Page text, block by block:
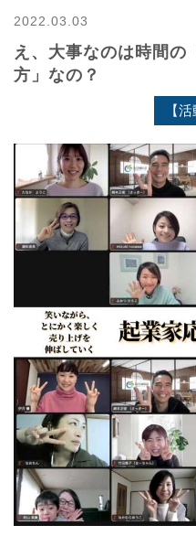
2022.03.03
え、大事なのは時間の
方」なの？
【